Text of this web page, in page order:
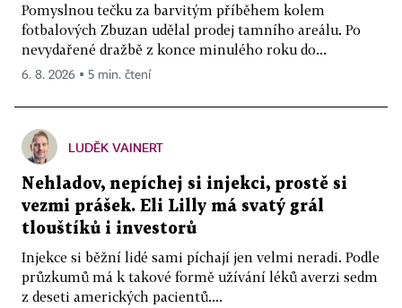
Pomyslnou tečku za barvitým příběhem kolem
fotbalových Zbuzan udělal prodej tamního areálu. Po
nevydařené dražbě z konce minulého roku do...
6. 8. 2026 ▪ 5 min. čtení
LUDĚK VAINERT
Nehladov, nepíchej si injekci, prostě si
vezmi prášek. Eli Lilly má svatý grál
tlouštíků i investorů
Injekce si běžní lidé sami píchají jen velmi neradi. Podle
průzkumů má k takové formě užívání léků averzi sedm
z deseti amerických pacientů....